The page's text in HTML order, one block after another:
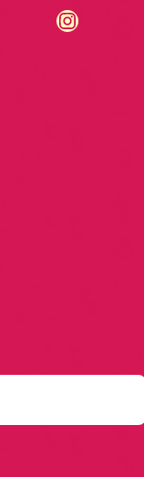
https://www.instagram.com/fmodia.cabofrio/